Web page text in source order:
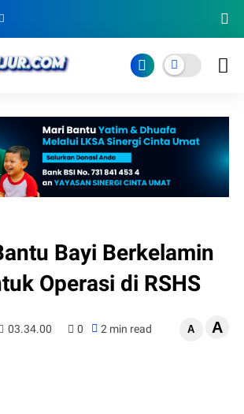
Bayi Berkelamin
Operasi di RSHS
03.34.00 0 2 min read A A